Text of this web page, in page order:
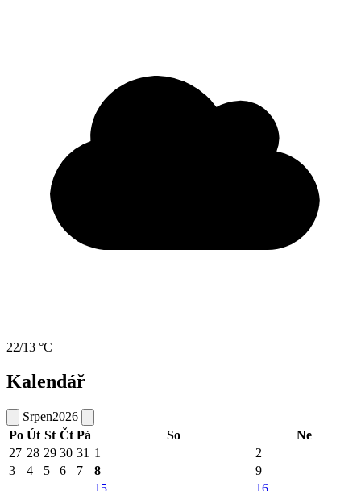
22/13 °C
Kalendář
Srpen2026
Po Út St Čt Pá So
Ne
27 28 29 30 31 1
2
3
4 5 6 7 8 9
15
16